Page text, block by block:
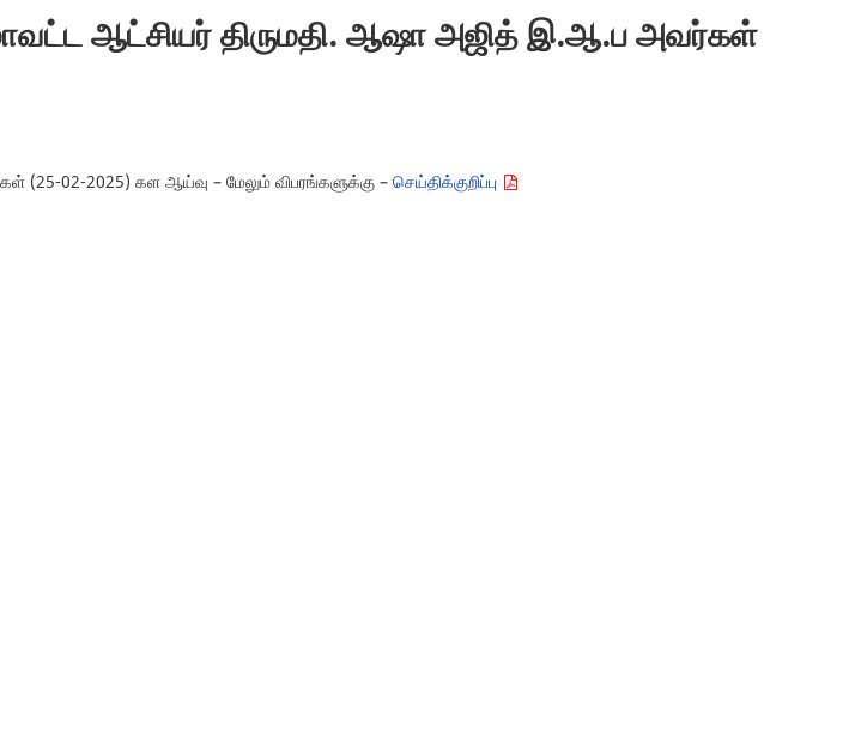
மாவட்ட ஆட்சியர் திருமதி. ஆஷா அஜித் இ.ஆ.ப அவர்கள்
(25-02-2025) கள ஆய்வு – மேலும் விபரங்களுக்கு –செய்திக்குறிப்பு